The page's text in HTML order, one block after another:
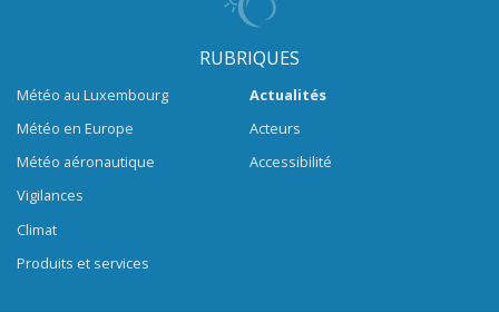
RUBRIQUES
Météo au Luxembourg
Météo en Europe
Météo aéronautique
Vigilances
Climat
Produits et services
Actualités
Acteurs
Accessibilité